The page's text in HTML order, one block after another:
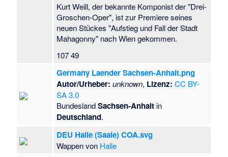
Schönburg·
Kriegerdenkmal
Schönwalde·
Kriegerdenkmal
Kriegerdenkmal
Tarnefitz·
Trabitz·
Kriegerdenkmal
Kurt Weill, der bekannte Komponist der "Drei-
Groschen-Oper", ist zur Premiere seines
neuen Stückes "Aufstieg und Fall der Stadt
Mahagonny" nach Wien gekommen.
107 49
Germany Laender Sachsen-Anhalt.png
Autor/Urheber: unknown, Lizenz: CC BY-
SA 3.0
BundeslandSachsen-Anhalt in
Deutschland.
DEU Halle (Saale) COA.svg
Wappen von Halle